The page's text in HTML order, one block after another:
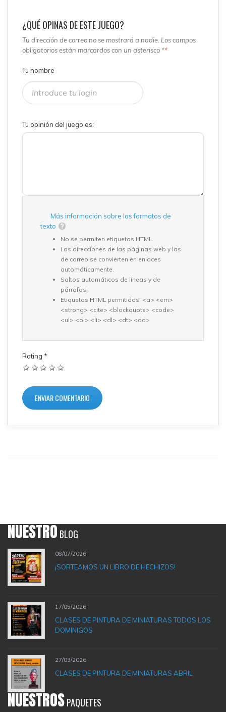
¿QUÉ OPINAS DE ESTE JUEGO?
Tu dirección de correo no se mostrará a nadie. Los campos
obligatorios están marcardos con un asterisco **
Tu nombre
Tu opinión del juego es:
Más información sobre los formatos de
texto
No se permiten etiquetas HTML.
Las direcciones de las páginas web y las
de correo se convierten en enlaces
automáticamente.
Saltos automáticos de líneas y de
párrafos.
Etiquetas HTML permitidas: <a> <em>
<strong> <cite> <blockquote> <code>
<ul> <ol> <li> <dl> <dt> <dd>
Rating *
NUESTROBLOG
08/07/2026
¡SORTEAMOS UN LIBRO DE HECHIZOS!
17/05/2026
CLASES DE PINTURA DE MINIATURAS TODOS LOS
DOMINIGOS
27/03/2026
CLASES DE PINTURA DE MINIATURAS ABRIL
NUESTROSPAQUETES